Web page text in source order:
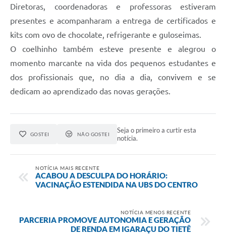
Diretoras, coordenadoras e professoras estiveram
presentes e acompanharam a entrega de certificados e
kits com ovo de chocolate, refrigerante e guloseimas.
O coelhinho também esteve presente e alegrou o
momento marcante na vida dos pequenos estudantes e
dos profissionais que, no dia a dia, convivem e se
dedicam ao aprendizado das novas gerações.
GOSTEI NÃO GOSTEI
Seja o primeiro a curtir esta
notícia.
NOTÍCIA MAIS RECENTE
ACABOU A DESCULPA DO HORÁRIO:
VACINAÇÃO ESTENDIDA NA UBS DO CENTRO
NOTÍCIA MENOS RECENTE
PARCERIA PROMOVE AUTONOMIA E GERAÇÃO
DE RENDA EM IGARAÇU DO TIETÊ